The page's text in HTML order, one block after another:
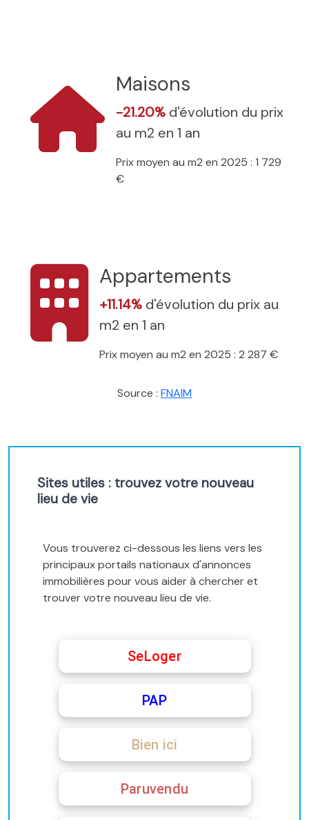
Maisons
-21.20% d'évolution du prix
au m2 en 1 an
Prix moyen au m2 en 2025 : 1 729
€
Appartements
+11.14% d'évolution du prix au
m2 en 1 an
Prix moyen au m2 en 2025 : 2 287 €
Source : FNAIM
Sites utiles : trouvez votre nouveau
lieu de vie
Vous trouverez ci-dessous les liens vers les
principaux portails nationaux d'annonces
immobilières pour vous aider à chercher et
trouver votre nouveau lieu de vie.
SeLoger
PAP
Bien ici
Paruvendu